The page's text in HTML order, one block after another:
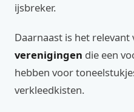
ijsbreker.
Daarnaast is het relevant
verenigingen die een
hebben voor
verkleedkisten.